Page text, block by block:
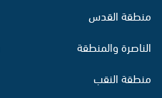
منطقة القدس
الناصرة والمنطقة
منطقة النقب